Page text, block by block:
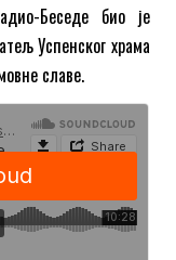
Беседе био је
Успенског храма
славе.